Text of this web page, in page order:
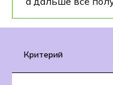
Критерий